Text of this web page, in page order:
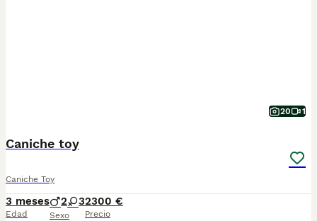
20 1
Caniche toy
Caniche Toy
3 meses
Edad
2 3
Sexo
2300 €
Precio